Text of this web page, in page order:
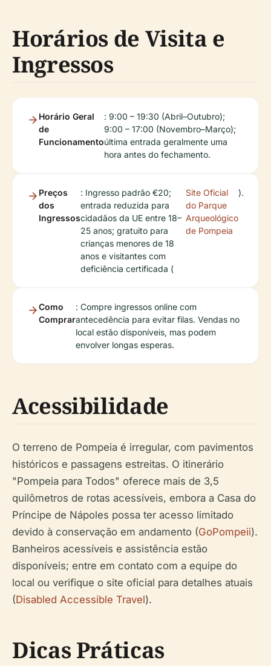
Horários de Visita e
Ingressos
Horário Geral
de
Funcionamento
: 9:00 – 19:30 (Abril–Outubro);
9:00 – 17:00 (Novembro–Março);
última entrada geralmente uma
hora antes do fechamento.
Preços
dos
Ingressos
: Ingresso padrão €20;
entrada reduzida para
cidadãos da UE entre 18–
25 anos; gratuito para
crianças menores de 18
anos e visitantes com
deficiência certificada (
Site Oficial
do Parque
Arqueológico
de Pompeia
).
Como
Comprar
: Compre ingressos online com
antecedência para evitar filas. Vendas no
local estão disponíveis, mas podem
envolver longas esperas.
Acessibilidade
O terreno de Pompeia é irregular, com pavimentos
históricos e passagens estreitas. O itinerário
"Pompeia para Todos" oferece mais de 3,5
quilômetros de rotas acessíveis, embora a Casa do
Príncipe de Nápoles possa ter acesso limitado
devido à conservação em andamento (GoPompeii).
Banheiros acessíveis e assistência estão
disponíveis; entre em contato com a equipe do
local ou verifique o site oficial para detalhes atuais
(Disabled Accessible Travel).
Dicas Práticas